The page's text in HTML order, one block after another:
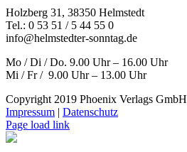
Holzberg 31, 38350 Helmstedt
Tel.: 0 53 51 / 5 44 55 0
info@helmstedter-sonntag.de
Mo / Di / Do. 9.00 Uhr – 16.00 Uhr
Mi / Fr / 9.00 Uhr – 13.00 Uhr
Copyright 2019 Phoenix Verlags GmbH
Impressum | Datenschutz
Page load link